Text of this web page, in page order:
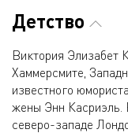
Детство
Виктория Элизабет
Хаммерсмите,
известного
жены Энн Касриэль.
северо-западе